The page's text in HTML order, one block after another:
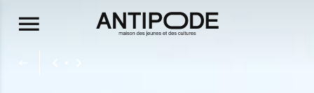
Aller au contenu principal